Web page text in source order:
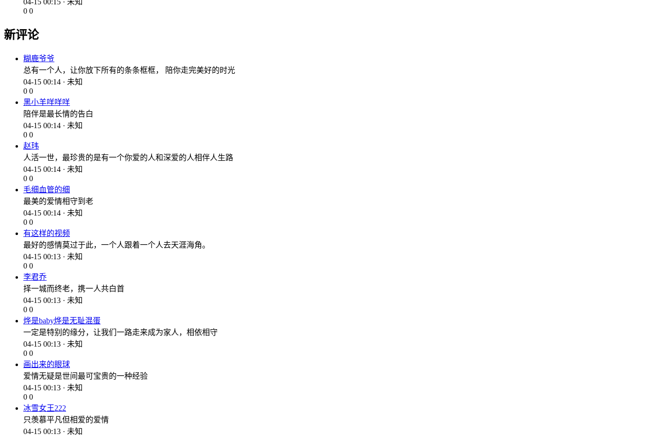
0 0
新评论
糊鹿爷爷
总有一个人，让你放下所有的条条框框， 陪你走完美好的时光
04-15 00:14 · 未知
0 0
黑小羊咩咩咩
陪伴是最长情的告白
04-15 00:14 · 未知
0 0
赵玮
人活一世，最珍贵的是有一个你爱的人和深爱的人相伴人生路
04-15 00:14 · 未知
0 0
毛细血管的细
最美的爱情相守到老
04-15 00:14 · 未知
0 0
有这样的视频
最好的感情莫过于此，一个人跟着一个人去天涯海角。
04-15 00:13 · 未知
0 0
李君乔
择一城而终老，携一人共白首
04-15 00:13 · 未知
0 0
烨是baby烨是无耻混蛋
一定是特别的缘分，让我们一路走来成为家人，相依相守
04-15 00:13 · 未知
0 0
画出来的眼球
爱情无疑是世间最可宝贵的一种经验
04-15 00:13 · 未知
0 0
冰雪女王222
只羡慕平凡但相爱的爱情
04-15 00:13 · 未知